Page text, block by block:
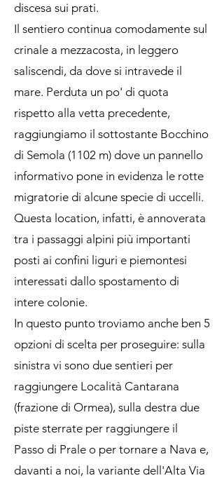
discesa sui prati.
Il sentiero continua comodamente sul
crinale a mezzacosta, in leggero
saliscendi, da dove si intravede il
mare. Perduta un po' di quota
rispetto alla vetta precedente,
raggiungiamo il sottostante Bocchino
di Semola (1102 m) dove un pannello
informativo pone in evidenza le rotte
migratorie di alcune specie di uccelli.
Questa location, infatti, è annoverata
tra i passaggi alpini più importanti
posti ai confini liguri e piemontesi
interessati dallo spostamento di
intere colonie.
In questo punto troviamo anche ben 5
opzioni di scelta per proseguire: sulla
sinistra vi sono due sentieri per
raggiungere Località Cantarana
(frazione di Ormea), sulla destra due
piste sterrate per raggiungere il
Passo di Prale o per tornare a Nava e,
davanti a noi, la variante dell'Alta Via